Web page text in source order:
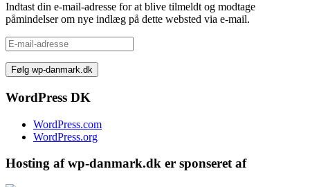
Indtast din e-mail-adresse for at blive tilmeldt og modtage
påmindelser om nye indlæg på dette websted via e-mail.
E-
mail-
adresse
WordPress DK
WordPress.com
WordPress.org
Hosting af wp-danmark.dk er sponseret af